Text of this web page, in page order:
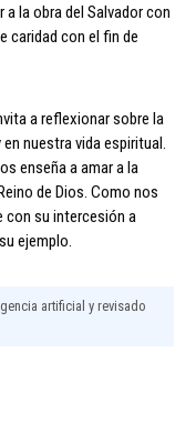
la obra del Salvador con
caridad con el fin de
a reflexionar sobre la
nuestra vida espiritual.
enseña a amar a la
de Dios. Como nos
con su intercesión a
ejemplo.
artificial y revisado